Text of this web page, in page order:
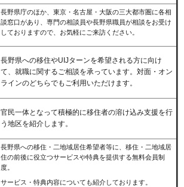
長野県庁のほか、東京・名古屋・大阪の三大都市圏に各相
談窓口があり、専門の相談員や長野県職員が相談をお受け
しておりますので、お気軽にご来訪ください。
長野県への移住やUIJターンを希望される方に向け
て、就職に関するご相談を承っています。対面・オン
ラインのどちらでもご利用いただけます。
官民一体となって積極的に移住者の溶け込み支援を行
う地区を紹介します。
長野県への移住・二地域居住希望者等に、移住・二地域居
住の前後に役立つサービスや特典を提供する無料会員制
度。
サービス・特典内容についても紹介しております。